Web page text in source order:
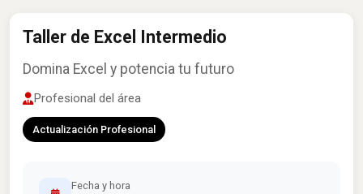
Taller de Excel Intermedio
Domina Excel y potencia tu futuro
Profesional del área
Actualización Profesional
Fecha y hora